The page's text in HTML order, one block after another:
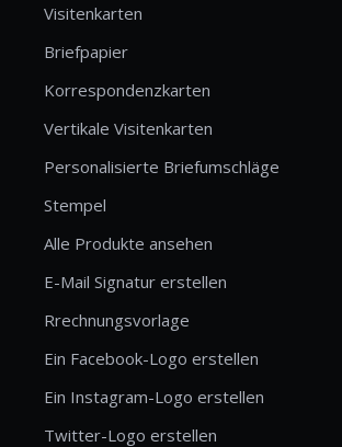
Visitenkarten
Briefpapier
Korrespondenzkarten
Vertikale Visitenkarten
Personalisierte Briefumschläge
Stempel
Alle Produkte ansehen
E-Mail Signatur erstellen
Rrechnungsvorlage
Ein Facebook-Logo erstellen
Ein Instagram-Logo erstellen
Twitter-Logo erstellen